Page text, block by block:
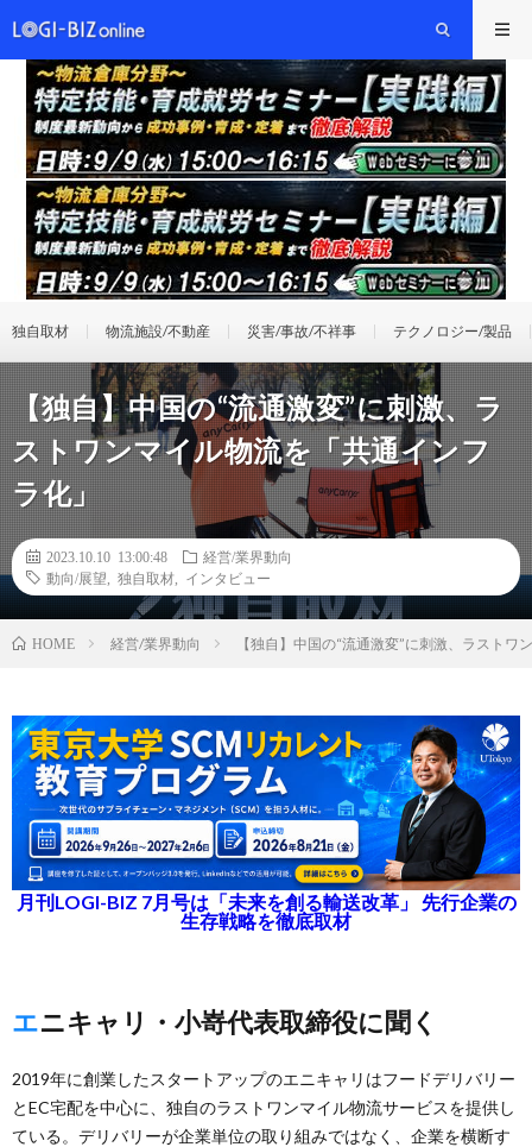
独自取材 物流施設/不動産 災害/事故/不祥事 テクノロジー/製品
【独自】中国の“流通激変”に刺激、ラ
ストワンマイル物流を「共通インフ
ラ化」
2023.10.10 13:00:48
経営/業界動向
動向/展望
独自取材 インタビュー
HOME 経営/業界動向 【独自】中国の“流通激変”に刺激、ラスト
月刊LOGI-BIZ 7月号は「未来を創る輸送改革」 先行企業の
生存戦略を徹底取材
エニキャリ・小嵜代表取締役に聞く
2019年に創業したスタートアップのエニキャリはフードデリバリー
とEC宅配を中心に、独自のラストワンマイル物流サービスを提供し
ている。デリバリーが企業単位の取り組みではなく、企業を横断す